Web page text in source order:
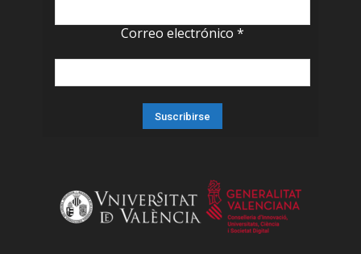
Correo electrónico *